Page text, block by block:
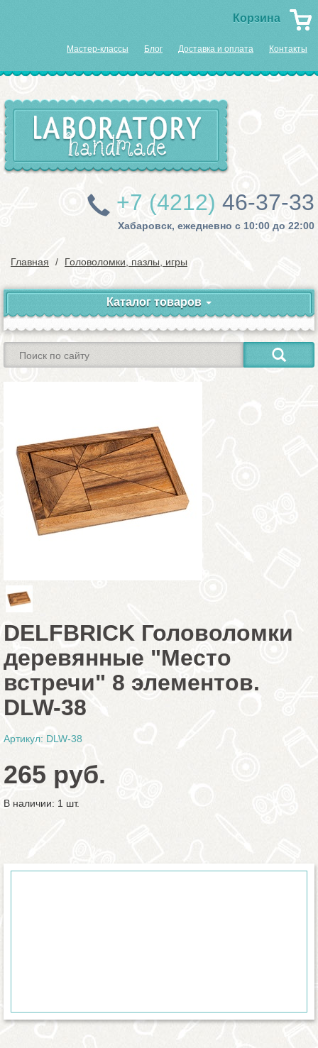
Корзина
Мастер-классы Блог Доставка и оплата Контакты
+7 (4212) 46-37-33
Хабаровск, ежедневно с 10:00 до 22:00
Главная Головоломки, пазлы, игры
Каталог товаров
DELFBRICK Головоломки
деревянные "Место
встречи" 8 элементов.
DLW-38
Артикул: DLW-38
265 руб.
В наличии: 1 шт.